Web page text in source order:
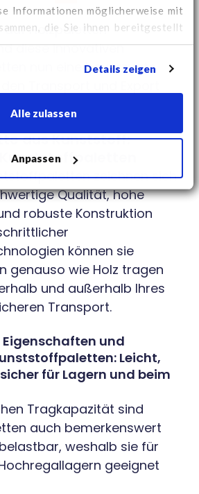
Informationen möglicherweise mit
die Sie ihnen bereitgestellt
Rahmen Ihrer Nutzung der Dienste
Ihre Zustimmung ändern.
Details zeigen
Alle zulassen
Anpassen
auf Holzpaletten
diese innovativen
nun eine bevorzugte
aus Kunststoff:
zeichnen sich
Qualität, hohe
robuste Konstruktion
können sie
genauso wie Holz tragen
und außerhalb Ihres
Transport.
Eigenschaften und
Leicht,
für Lagern und beim
Tragkapazität sind
auch bemerkenswert
weshalb sie für
geeignet